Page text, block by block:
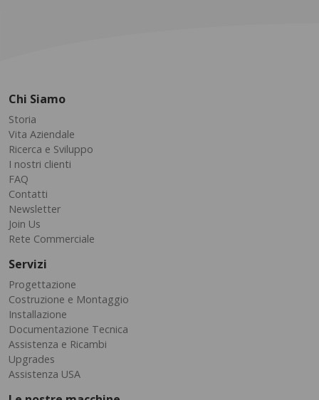
Chi Siamo
Storia
Vita Aziendale
Ricerca e Sviluppo
I nostri clienti
FAQ
Contatti
Newsletter
Join Us
Rete Commerciale
Servizi
Progettazione
Costruzione e Montaggio
Installazione
Documentazione Tecnica
Assistenza e Ricambi
Upgrades
Assistenza USA